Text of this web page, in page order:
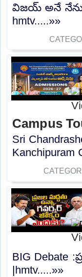
విజయ్ అనే నేను..
hmtv.....»»
Campus
Sri
Kanchipuram
BIG Debate
|hmtv.....»»